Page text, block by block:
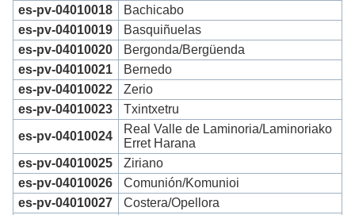
es-pv-04010018
Bachicabo
es-pv-04010019
Basquiñuelas
es-pv-04010020
Bergonda/Bergüenda
es-pv-04010021
Bernedo
es-pv-04010022
Zerio
es-pv-04010023
Txintxetru
es-pv-04010024
Real Valle de Laminoria/Laminoriako
Erret Harana
es-pv-04010025
Ziriano
es-pv-04010026
Comunión/Komunioi
es-pv-04010027
Costera/Opellora